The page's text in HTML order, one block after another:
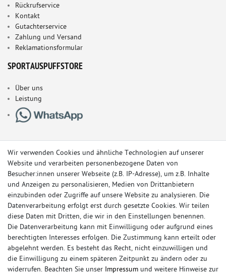
Rückrufservice
Kontakt
Gutachterservice
Zahlung und Versand
Reklamationsformular
SPORTAUSPUFFSTORE
Über uns
Leistung
© Copyright 2026 Sportauspuff-Store.de - Alle Rechte vorbehalten.
Preisangaben inkl. gesetzlicher MwSt. und zzgl. Versandkosten
Das Internetportal für Sportendschalldämpfer, Komplettanlagen,
Wir verwenden Cookies und ähnliche Technologien auf unserer
Website und verarbeiten personenbezogene Daten von
Besucher:innen unserer Webseite (z.B. IP-Adresse), um z.B. Inhalte
und Anzeigen zu personalisieren, Medien von Drittanbietern
einzubinden oder Zugriffe auf unsere Website zu analysieren. Die
Datenverarbeitung erfolgt erst durch gesetzte Cookies. Wir teilen
diese Daten mit Dritten, die wir in den Einstellungen benennen.
Die Datenverarbeitung kann mit Einwilligung oder aufgrund eines
berechtigten Interesses erfolgen. Die Zustimmung kann erteilt oder
abgelehnt werden. Es besteht das Recht, nicht einzuwilligen und
die Einwilligung zu einem späteren Zeitpunkt zu ändern oder zu
widerrufen. Beachten Sie unser Impressum und weitere Hinweise zur